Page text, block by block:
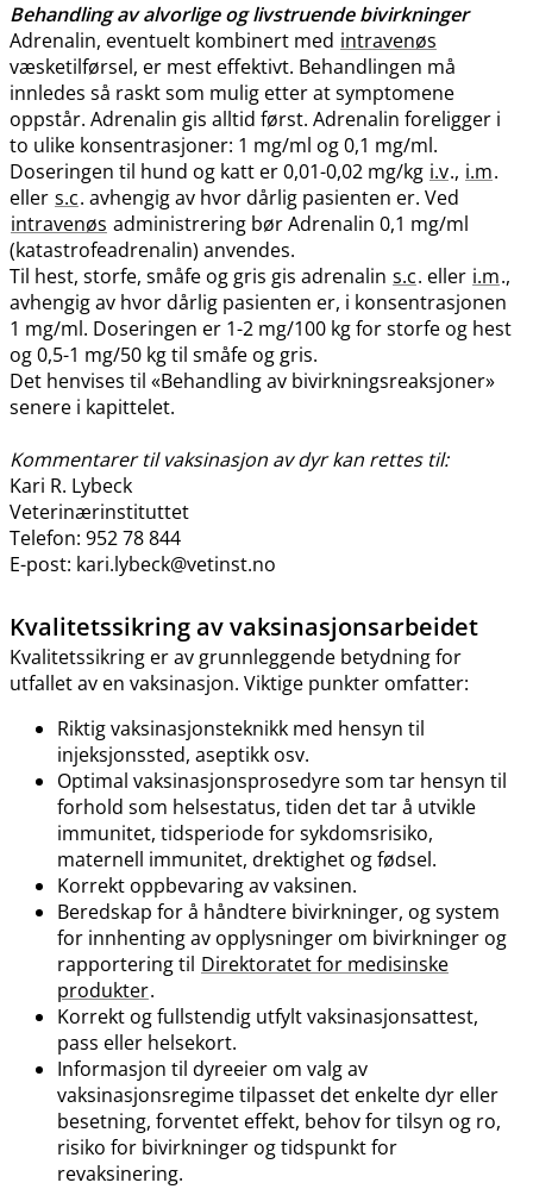
Behandling av alvorlige og livstruende bivirkninger
Adrenalin, eventuelt kombinert med intravenøs
væsketilførsel, er mest effektivt. Behandlingen må
innledes så raskt som mulig etter at symptomene
oppstår. Adrenalin gis alltid først. Adrenalin foreligger i
to ulike konsentrasjoner: 1 mg/ml og 0,1 mg​/​ml.
Doseringen til hund og katt er 0,01-0,02 mg/kg i.v., i.m.
eller s.c. avhengig av hvor dårlig pasienten er. Ved
intravenøs administrering bør Adrenalin 0,1 mg/ml
(katastrofeadrenalin) anvendes.
Til hest, storfe, småfe og gris gis adrenalin s.c. eller i.m.,
avhengig av hvor dårlig pasienten er, i konsentrasjonen
1 mg​/​ml. Doseringen er 1-2 mg/100 kg for storfe og hest
og 0,5-1 mg/50 kg til småfe og gris.
Det henvises til «Behandling av bivirkningsreaksjoner»
senere i kapittelet.
Kommentarer til vaksinasjon av dyr kan rettes til:
Kari R. Lybeck
Veterinærinstituttet
Telefon: 952 78 844
E-post: kari.lybeck@vetinst.no
Kvalitetssikring av vaksinasjonsarbeidet
Kvalitetssikring er av grunnleggende betydning for
utfallet av en vaksinasjon. Viktige punkter omfatter:
Riktig vaksinasjonsteknikk med hensyn til
injeksjonssted, aseptikk osv.
Optimal vaksinasjonsprosedyre som tar hensyn til
forhold som helsestatus, tiden det tar å utvikle
immunitet, tidsperiode for sykdomsrisiko,
maternell immunitet, drektighet og fødsel.
Korrekt oppbevaring av vaksinen.
Beredskap for å håndtere bivirkninger, og system
for innhenting av opplysninger om bivirkninger og
rapportering til Direktoratet for medisinske
produkter.
Korrekt og fullstendig utfylt vaksinasjonsattest,
pass eller helsekort.
Informasjon til dyreeier om valg av
vaksinasjonsregime tilpasset det enkelte dyr eller
besetning, forventet effekt, behov for tilsyn og ro,
risiko for bivirkninger og tidspunkt for
revaksinering.